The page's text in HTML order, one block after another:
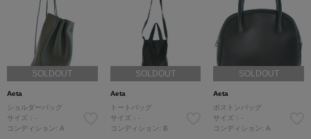
SOLDOUT
Aeta
ショルダーバッグ
サイズ：-
コンディション: A
SOLDOUT
Aeta
トートバッグ
サイズ：-
コンディション: B
SOLDOUT
Aeta
ボストンバッグ
サイズ：-
コンディション: A